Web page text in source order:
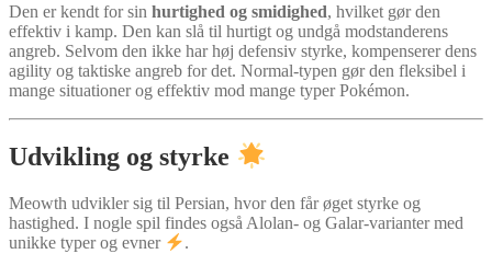
Den er kendt for sin hurtighed og smidighed, hvilket gør den
effektiv i kamp. Den kan slå til hurtigt og undgå modstanderens
angreb. Selvom den ikke har høj defensiv styrke, kompenserer dens
agility og taktiske angreb for det. Normal-typen gør den fleksibel i
mange situationer og effektiv mod mange typer Pokémon.
Udvikling og styrke
Meowth udvikler sig til Persian, hvor den får øget styrke og
hastighed. I nogle spil findes også Alolan- og Galar-varianter med
unikke typer og evner
.